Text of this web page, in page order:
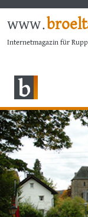
www.
Internetmagazin für